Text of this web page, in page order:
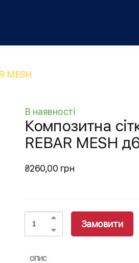
MESH
В наявності
Композитна
REBAR MESH
₴260,00 грн
Замовити
ОПИС